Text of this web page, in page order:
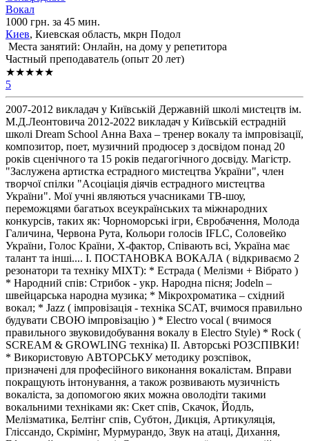
Вокал
1000 грн. за 45 мин.
Киев, Киевская область, мкрн Подол
Места занятий: Онлайн, на дому у репетитора
Частный преподаватель (опыт 20 лет)
★★★★★
5
2007-2012 викладач у Київській Державній школі мистецтв ім.
М.Д.Леонтовича 2012-2022 викладач у Київській естрадній
школі Dream School Анна Ваха – тренер вокалу та імпровізації,
композитор, поет, музичний продюсер з досвідом понад 20
років сценічного та 15 років педагогічного досвіду. Магістр.
"Заслужена артистка естрадного мистецтва України", член
творчої спілки "Асоціація діячів естрадного мистецтва
України". Мої учні являються учасниками ТВ-шоу,
переможцями багатьох всеукраїнських та міжнародних
конкурсів, таких як: Чорноморські ігри, Євробачення, Молода
Галичина, Червона Рута, Кольори голосів IFLC, Соловейко
України, Голос Країни, Х-фактор, Співають всі, Україна має
талант та інші.... I. ПОСТАНОВКА ВОКАЛА ( відкриваємо 2
резонатори та техніку MIXT): * Естрада ( Мелізми + Вібрато )
* Народний спів: Стрибок - укр. Народна пісня; Jodeln –
швейцарська народна музика; * Мікрохроматика – східний
вокал; * Jazz ( імпровізація - техніка SCAT, вчимося правильно
будувати СВОЮ імпровізацію ) * Electro vocal ( вчимося
правильного звуковидобування вокалу в Electro Style) * Rock (
SCREAM & GROWLING техніка) ІІ. Авторські РОЗСПІВКИ!
* Використовую АВТОРСЬКУ методику розспівок,
призначені для професійного виконання вокалістам. Вправи
покращують інтонування, а також розвивають музичність
вокаліста, за допомогою яких можна оволодіти такими
вокальними техніками як: Скет спів, Скачок, Йодль,
Мелізматика, Белтінг спів, Субтон, Дикція, Артикуляція,
Гліссандо, Скрімінг, Мурмурандо, Звук на атаці, Дихання,